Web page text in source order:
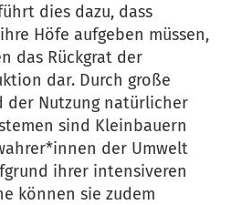
dies dazu, dass
Höfe aufgeben müssen,
das Rückgrat der
dar. Durch große
der Nutzung natürlicher
sind Kleinbauern
der Umwelt
ihrer intensiveren
können sie zudem